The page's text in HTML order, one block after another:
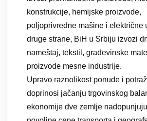
konstrukcije, hemijske proizvode,
poljoprivredne mašine i električne
druge strane, BiH u Srbiju izvozi
nameštaj, tekstil, građevinske
proizvode mesne industrije.
Upravo raznolikost ponude i
doprinosi jačanju trgovinskog
ekonomije dve zemlje